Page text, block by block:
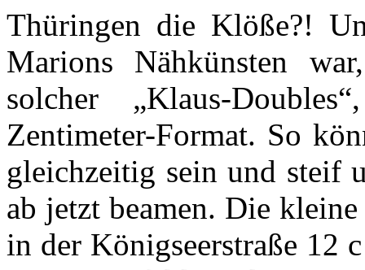
Thüringen die Klöße?!
Marions Nähkünsten
solcher „Klaus-
Zentimeter-Format. So
gleichzeitig sein und steif
ab jetzt beamen. Die
in der Königseerstraße 12